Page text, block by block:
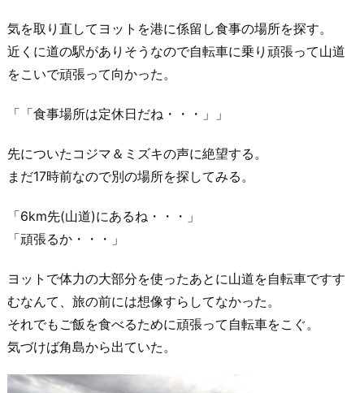
気を取り直してヨットを港に係留し食事の場所を探す。
近くに道の駅がありそうなので自転車に乗り頑張って山道
をこいで頑張って向かった。
「「食事場所は定休日だね・・・」」
先についたコジマ＆ミズキの声に絶望する。
まだ17時前なので別の場所を探してみる。
「6km先(山道)にあるね・・・」
「頑張るか・・・」
ヨットで体力の大部分を使ったあとに山道を自転車ですす
むなんて、旅の前には想像すらしてなかった。
それでもご飯を食べるために頑張って自転車をこぐ。
気づけば角島から出ていた。